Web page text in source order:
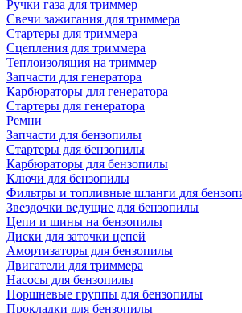
Ручки газа для триммер
Свечи зажигания для триммера
Стартеры для триммера
Сцепления для триммера
Теплоизоляция на триммер
Запчасти для генератора
Карбюраторы для генератора
Стартеры для генератора
Ремни
Запчасти для бензопилы
Стартеры для бензопилы
Карбюраторы для бензопилы
Ключи для бензопилы
Фильтры и топливные шланги для
Звездочки ведущие для бензопилы
Цепи и шины на бензопилы
Диски для заточки цепей
Амортизаторы для бензопилы
Двигатели для триммера
Насосы для бензопилы
Поршневые группы для бензопилы
Прокладки для бензопилы